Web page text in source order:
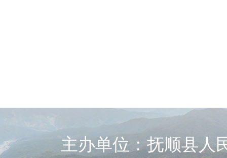
主办单位：抚顺县